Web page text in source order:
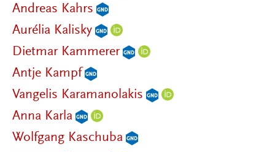
Andreas Kahrs
Aurélia Kalisky
Dietmar Kammerer
Antje Kampf
Vangelis Karamanolakis
Anna Karla
Wolfgang Kaschuba